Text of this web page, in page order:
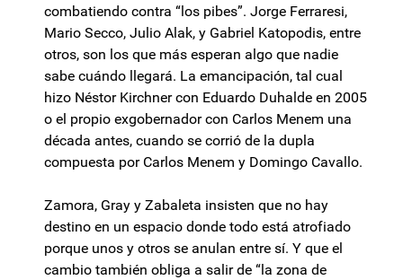
combatiendo contra “los pibes”. Jorge Ferraresi,
Mario Secco, Julio Alak, y Gabriel Katopodis, entre
otros, son los que más esperan algo que nadie
sabe cuándo llegará. La emancipación, tal cual
hizo Néstor Kirchner con Eduardo Duhalde en 2005
o el propio exgobernador con Carlos Menem una
década antes, cuando se corrió de la dupla
compuesta por Carlos Menem y Domingo Cavallo.
Zamora, Gray y Zabaleta insisten que no hay
destino en un espacio donde todo está atrofiado
porque unos y otros se anulan entre sí. Y que el
cambio también obliga a salir de “la zona de